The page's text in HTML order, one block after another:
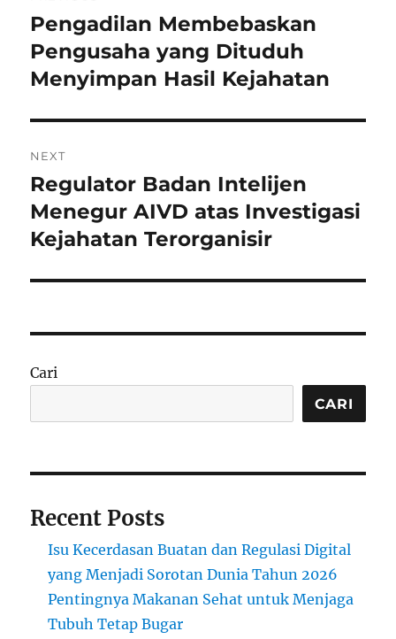
pos
Previous
post:
Pengadilan Membebaskan
Pengusaha yang Dituduh
Menyimpan Hasil Kejahatan
NEXT
Next
post:
Regulator Badan Intelijen
Menegur AIVD atas Investigasi
Kejahatan Terorganisir
Cari
CARI
Recent Posts
Isu Kecerdasan Buatan dan Regulasi Digital
yang Menjadi Sorotan Dunia Tahun 2026
Pentingnya Makanan Sehat untuk Menjaga
Tubuh Tetap Bugar